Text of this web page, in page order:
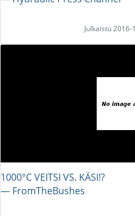
Julkaistu
1000°C VEITSI VS. KÄSI!?
― FromTheBushes